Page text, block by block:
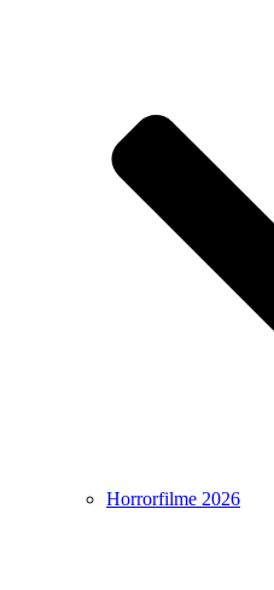
Horrorfilme 2026